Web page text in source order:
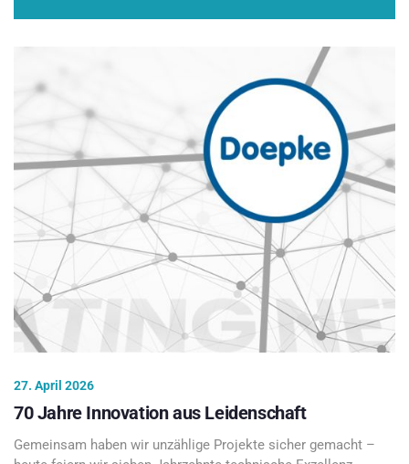
27. April 2026
70 Jahre Innovation aus Leidenschaft
Gemeinsam haben wir unzählige Projekte sicher gemacht –